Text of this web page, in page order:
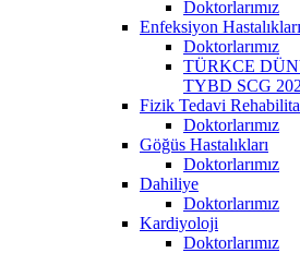
Doktorlarımız
Enfeksiyon Hastalıkları
Doktorlarımız
TÜRKCE
TYBD SCG
Fizik Tedavi
Doktorlarımız
Göğüs Hastalıkları
Doktorlarımız
Dahiliye
Doktorlarımız
Kardiyoloji
Doktorlarımız